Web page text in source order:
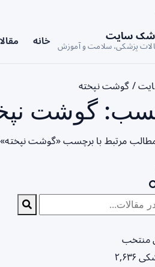
سایت
پزشکی، سلامت و آموزش خانه
/ گوشت نپخته
گوشت
مطالب مرتبط با برچسب «گوشت
منتخب
۲,۶۳۶